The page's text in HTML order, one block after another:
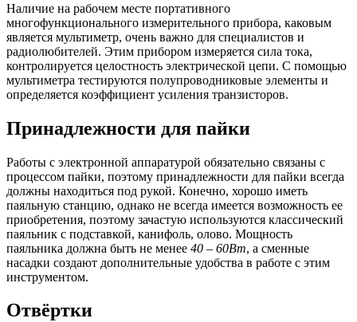
Наличие на рабочем месте портативного
многофункционального измерительного прибора, каковым
является мультиметр, очень важно для специалистов и
радиолюбителей. Этим прибором измеряется сила тока,
контролируется целостность электрической цепи. С помощью
мультиметра тестируются полупроводниковые элементы и
определяется коэффициент усиления транзисторов.
Принадлежности для пайки
Работы с электронной аппаратурой обязательно связаны с
процессом пайки, поэтому принадлежности для пайки всегда
должны находиться под рукой. Конечно, хорошо иметь
паяльную станцию, однако не всегда имеется возможность ее
приобретения, поэтому зачастую используются классический
паяльник с подставкой, канифоль, олово. Мощность
паяльника должна быть не менее 40 – 60Вт, а сменные
насадки создают дополнительные удобства в работе с этим
инструментом.
Отвёртки